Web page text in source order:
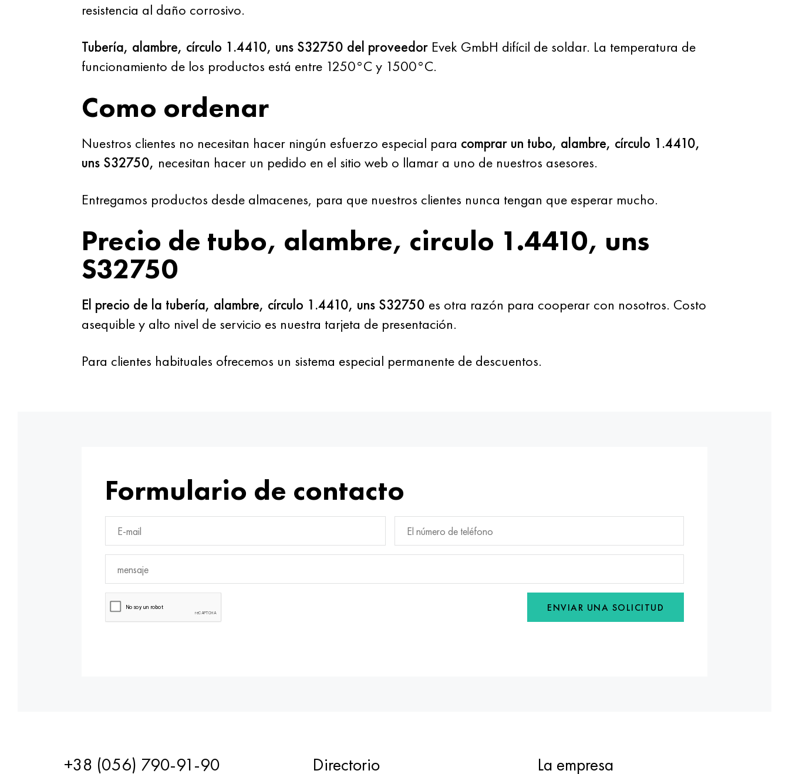
resistencia al daño corrosivo.
Tubería, alambre, círculo 1.4410, uns S32750 del proveedorEvek GmbH difícil de soldar. La temperatura de
funcionamiento de los productos está entre 1250°C y 1500°C.
Como ordenar
Nuestros clientes no necesitan hacer ningún esfuerzo especial para comprar un tubo, alambre, círculo 1.4410,
uns S32750, necesitan hacer un pedido en el sitio web o llamar a uno de nuestros asesores.
Entregamos productos desde almacenes, para que nuestros clientes nunca tengan que esperar mucho.
Precio de tubo, alambre, circulo 1.4410, uns
S32750
El precio de la tubería, alambre, círculo 1.4410, uns S32750 es otra razón para cooperar con nosotros. Costo
asequible y alto nivel de servicio es nuestra tarjeta de presentación.
Para clientes habituales ofrecemos un sistema especial permanente de descuentos.
Formulario de contacto
ENVIAR UNA SOLICITUD
+38 (056) 790-91-90 Directorio La empresa